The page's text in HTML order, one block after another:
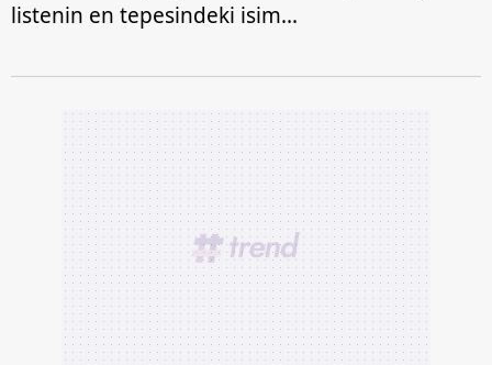
listenin en tepesindeki isim...